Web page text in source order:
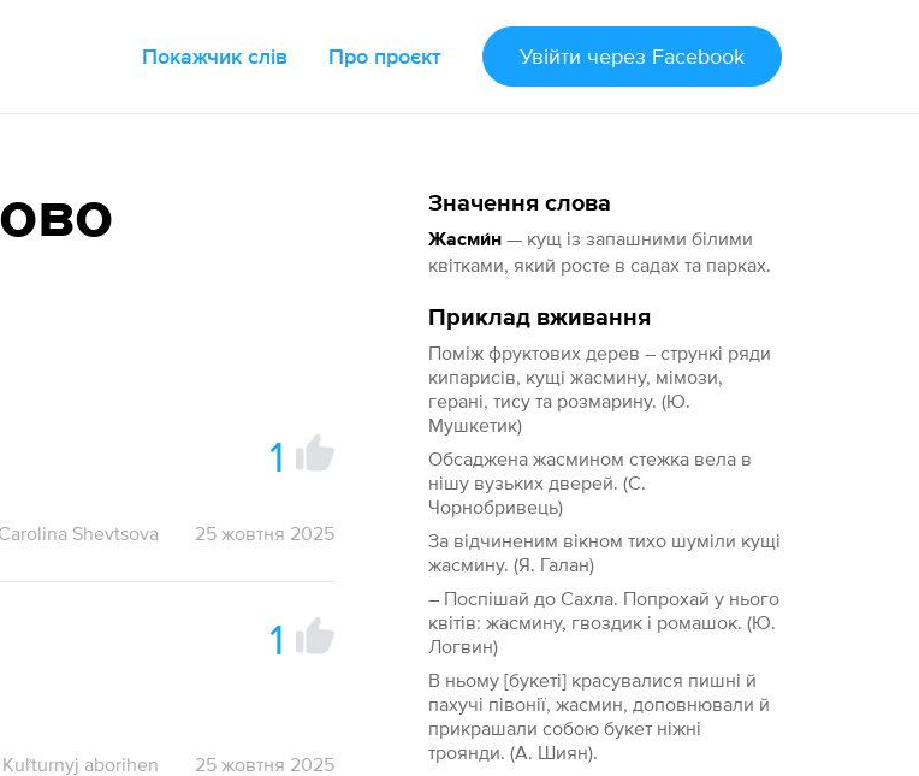
Покажчик слів Про проєкт Увійти через Facebook
Значення слова
Жасми́н — кущ із запашними білими
квітками, який росте в садах та парках.
Приклад вживання
Поміж фруктових дерев – стрункі ряди
кипарисів, кущі жасмину, мімози,
герані, тису та розмарину. (Ю.
Мушкетик)
Обсаджена жасмином стежка вела в
нішу вузьких дверей. (С.
Чорнобривець)
За відчиненим вікном тихо шуміли кущі
жасмину. (Я. Галан)
– Поспішай до Сахла. Попрохай у нього
квітів: жасмину, гвоздик і ромашок. (Ю.
Логвин)
В ньому [букеті] красувалися пишні й
пахучі півонії, жасмин, доповнювали й
прикрашали собою букет ніжні
троянди. (А. Шиян).
1
Carolina Shevtsova 25 жовтня 2025
1
Kuľturnyj aborihen 25 жовтня 2025